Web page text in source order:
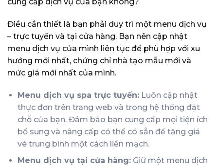
Điều cần thiết là bạn phải duy trì một menu dịch vụ
– trực tuyến và tại cửa hàng. Bạn nên cập nhật
menu dịch vụ của mình liên tục để phù hợp với xu
hướng mới nhất, chứng chỉ nhà tạo mẫu mới và
mức giá mới nhất của mình.
Menu dịch vụ spa trực tuyến:Luôn cập nhật
thực đơn trên trang web và trong hệ thống đặt
chỗ của bạn. Đảm bảo bạn cung cấp mọi tiện ích
bổ sung và nâng cấp có thể có sẵn để tăng giá
vé trung bình một cách liền mạch.
Menu dịch vụ tại cửa hàng:Giữ một menu dịch